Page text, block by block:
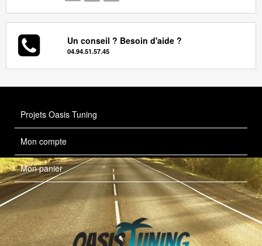
Un conseil ? Besoin d'aide ?
04.94.51.57.45
Projets Oasis Tuning
Mon compte
Mon panier